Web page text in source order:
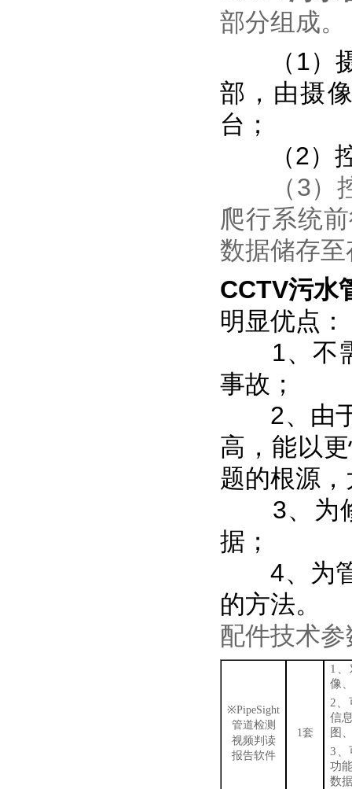
部分组成。
（1）摄
部，由摄
台；
（2）控
（3）控
爬行系统
数据储存
CCTV污水
明显优点：
1、不需
事故；
2、由于
高，能以
题的根源
3、为修
据；
4、为管
的方法。
配件技术
※PipeSight
管道检测
视频判读
报告软件
1套
1、
像
2、
信
图
3、
功
数